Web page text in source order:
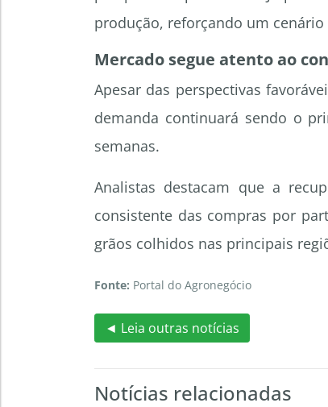
produção, reforçando um
Mercado segue atento ao
Apesar das perspectivas
demanda continuará sendo o
semanas.
Analistas destacam que a
consistente das compras por
grãos colhidos nas principais
Fonte: Portal do Agronegócio
◄ Leia outras notícias
Notícias relacionadas